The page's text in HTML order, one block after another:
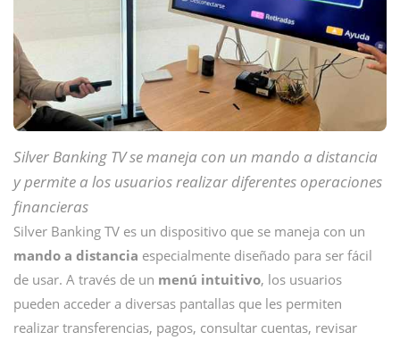
Silver Banking TV se maneja con un mando a distancia
y permite a los usuarios realizar diferentes operaciones
financieras
Silver Banking TV es un dispositivo que se maneja con un
mando a distancia especialmente diseñado para ser fácil
de usar. A través de un menú intuitivo, los usuarios
pueden acceder a diversas pantallas que les permiten
realizar transferencias, pagos, consultar cuentas, revisar